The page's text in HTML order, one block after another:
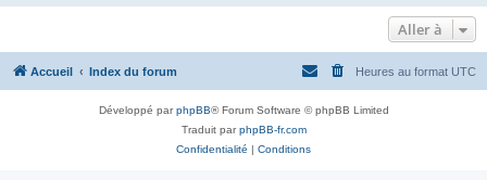
Aller à
Accueil Index du forum Heures au format UTC
Développé parphpBB® Forum Software © phpBB Limited
Traduit parphpBB-fr.com
Confidentialité | Conditions